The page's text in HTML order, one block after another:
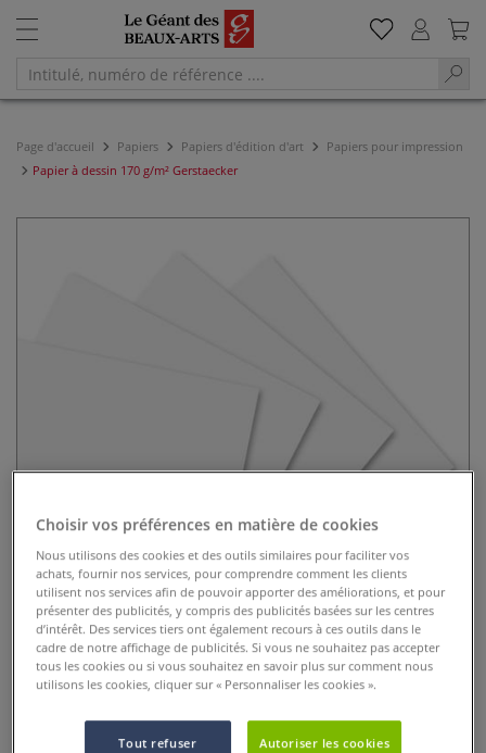
Page d'accueil Papiers Papiers d'édition d'art
Papiers pour impression
Papier à dessin 170 g/m² Gerstaecker
Papier à dessin 170 g/m²
Gerstaecker
Choisir vos préférences en matière de cookies
Nous utilisons des cookies et des outils similaires pour faciliter vos
achats, fournir nos services, pour comprendre comment les clients
utilisent nos services afin de pouvoir apporter des améliorations, et pour
présenter des publicités, y compris des publicités basées sur les centres
d’intérêt. Des services tiers ont également recours à ces outils dans le
cadre de notre affichage de publicités. Si vous ne souhaitez pas accepter
tous les cookies ou si vous souhaitez en savoir plus sur comment nous
utilisons les cookies, cliquer sur « Personnaliser les cookies ».
Tout refuser Autoriser les cookies